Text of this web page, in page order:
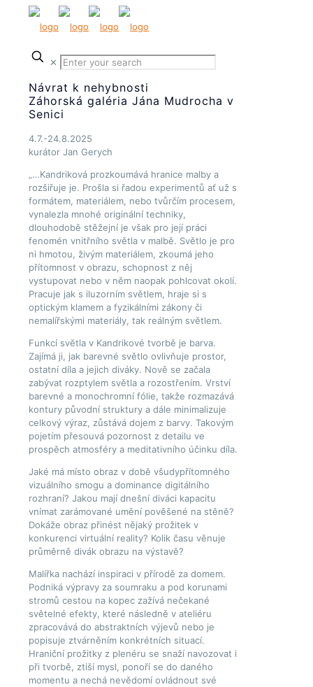
✕
Návrat k nehybnosti
Záhorská galéria Jána Mudrocha v
Senici
4.7.-24.8.2025
kurátor Jan Gerych
„…Kandriková prozkoumává hranice malby a
rozšiřuje je. Prošla si řadou experimentů ať už s
formátem, materiálem, nebo tvůrčím procesem,
vynalezla mnohé originální techniky,
dlouhodobě stěžejní je však pro její práci
fenomén vnitřního světla v malbě. Světlo je pro
ni hmotou, živým materiálem, zkoumá jeho
přítomnost v obrazu, schopnost z něj
vystupovat nebo v něm naopak pohlcovat okolí.
Pracuje jak s iluzorním světlem, hraje si s
optickým klamem a fyzikálními zákony či
nemalířskými materiály, tak reálným světlem.
Funkcí světla v Kandrikové tvorbě je barva.
Zajímá ji, jak barevné světlo ovlivňuje prostor,
ostatní díla a jejich diváky. Nově se začala
zabývat rozptylem světla a rozostřením. Vrství
barevné a monochromní fólie, takže rozmazává
kontury původní struktury a dále minimalizuje
celkový výraz, zůstává dojem z barvy. Takovým
pojetím přesouvá pozornost z detailu ve
prospěch atmosféry a meditativního účinku díla.
Jaké má místo obraz v době všudypřítomného
vizuálního smogu a dominance digitálního
rozhraní? Jakou mají dnešní diváci kapacitu
vnímat zarámované umění pověšené na stěně?
Dokáže obraz přinést nějaký prožitek v
konkurenci virtuální reality? Kolik času věnuje
průměrně divák obrazu na výstavě?
Malířka nachází inspiraci v přírodě za domem.
Podniká výpravy za soumraku a pod korunami
stromů cestou na kopec zažívá nečekané
světelné efekty, které následně v ateliéru
zpracovává do abstraktních výjevů nebo je
popisuje ztvárněním konkrétních situací.
Hraniční prožitky z plenéru se snaží navozovat i
při tvorbě, ztiší mysl, ponoří se do daného
momentu a nechá nevědomí ovládnout své